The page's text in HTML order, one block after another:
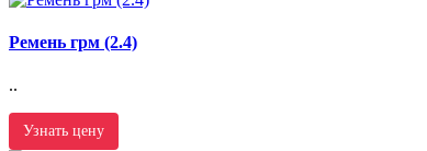
Ремень грм (2.4)
..
Узнать цену